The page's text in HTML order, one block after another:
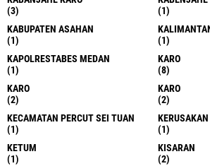
(3)
(1)
KABUPATEN ASAHAN
(1)
(1)
KAPOLRESTABES MEDAN
(1)
KARO
(8)
KARO
(2)
KARO
(2)
KECAMATAN PERCUT SEI TUAN
(1)
(1)
KETUM
(1)
KISARAN
(2)